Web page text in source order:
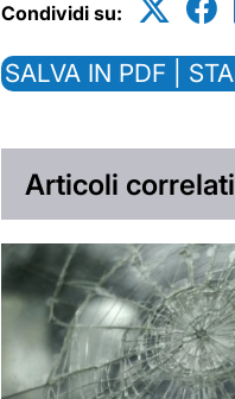
Condividi su:
SALVA IN PDF |
Articoli correlati